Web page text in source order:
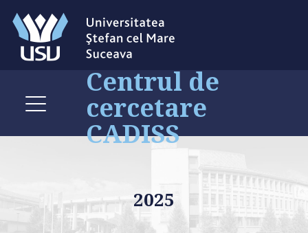
Centrul de
cercetare
CADISS
2025